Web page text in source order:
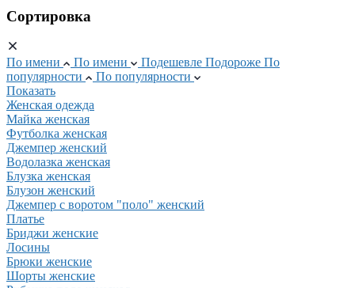
Сортировка
По имени По имени Подешевле Подороже По
популярности
По популярности
Показать
Женская одежда
Майка женская
Футболка женская
Джемпер женский
Водолазка женская
Блузка женская
Блузон женский
Джемпер с воротом "поло" женский
Платье
Бриджи женские
Лосины
Брюки женские
Шорты женские